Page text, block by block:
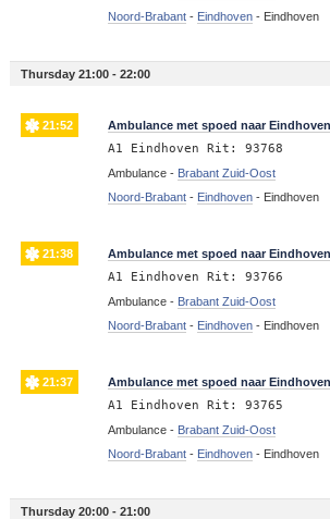
Noord-Brabant- Eindhoven- Eindhoven
Thursday 21:00 - 22:00
21:52 Ambulance met spoed naar Eindhoven
A1 Eindhoven Rit: 93768
Ambulance - Brabant Zuid-Oost
Noord-Brabant- Eindhoven- Eindhoven
21:38 Ambulance met spoed naar Eindhoven
A1 Eindhoven Rit: 93766
Ambulance - Brabant Zuid-Oost
Noord-Brabant- Eindhoven- Eindhoven
21:37 Ambulance met spoed naar Eindhoven
A1 Eindhoven Rit: 93765
Ambulance - Brabant Zuid-Oost
Noord-Brabant- Eindhoven- Eindhoven
Thursday 20:00 - 21:00